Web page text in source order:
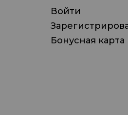
Войти
Бонусная карта